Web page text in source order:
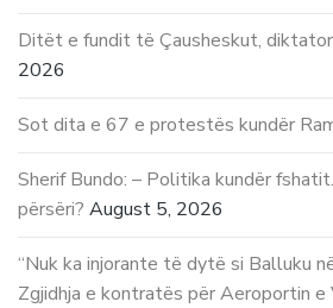
Ditët e fundit të Çausheskut,
2026
Sot dita e 67 e protestës kundër
Sherif Bundo: – Politika kundër
përsëri? August 5, 2026
“Nuk ka injorante të dytë si Balluku
Zgjidhja e kontratës për Aeroportin e